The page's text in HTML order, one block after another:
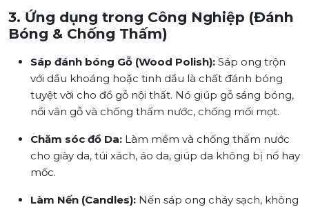
3. Ứng dụng trong Công Nghiệp (Đánh
Bóng & Chống Thấm)
Sáp đánh bóng Gỗ (Wood Polish): Sáp ong trộn
với dầu khoáng hoặc tinh dầu là chất đánh bóng
tuyệt vời cho đồ gỗ nội thất. Nó giúp gỗ sáng bóng,
nổi vân gỗ và chống thấm nước, chống mối mọt.
Chăm sóc đồ Da: Làm mềm và chống thấm nước
cho giày da, túi xách, áo da, giúp da không bị nổ hay
mốc.
Làm Nến (Candles): Nến sáp ong cháy sạch, không